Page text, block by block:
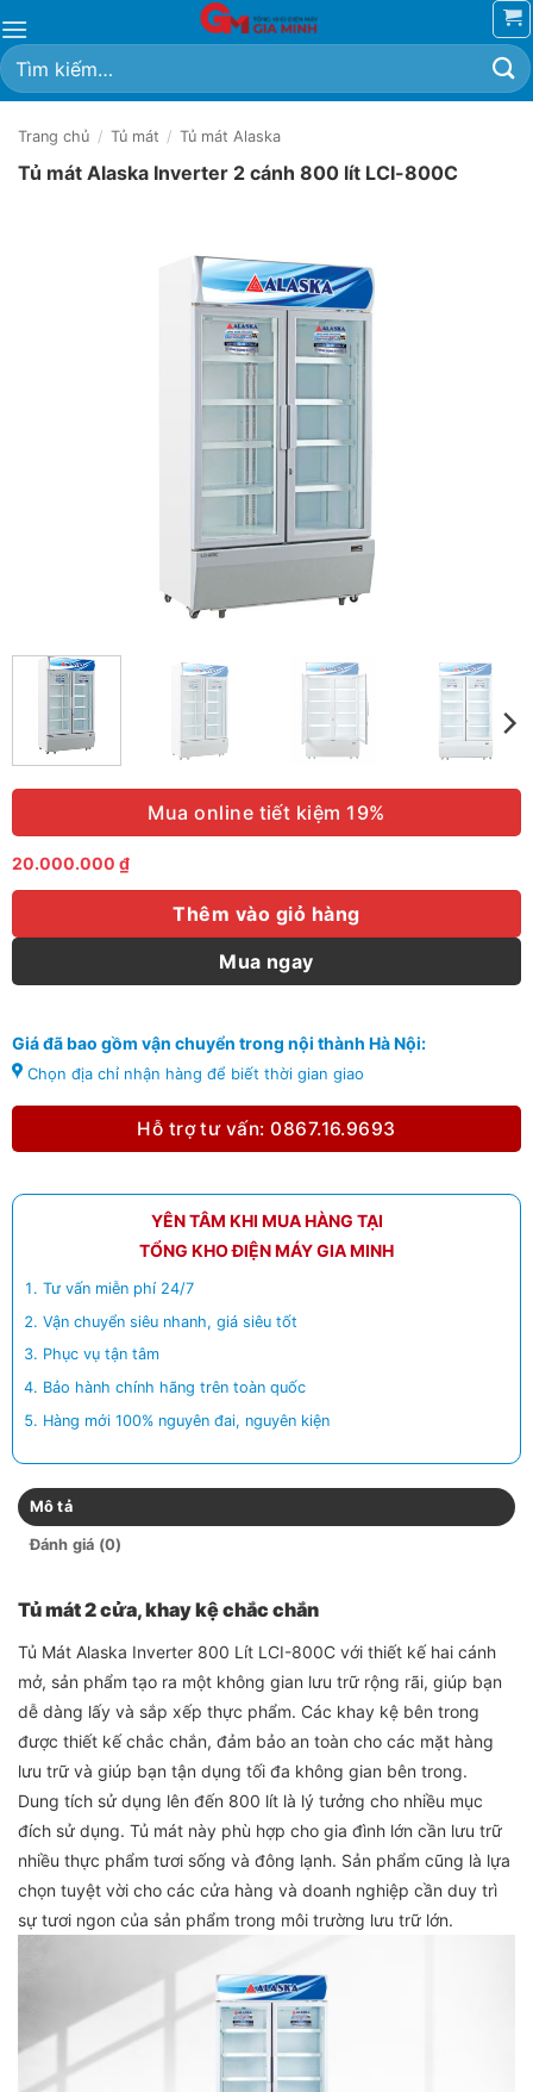
qua
nội
dung
Tìm
kiếm:
Trang chủ / Tủ mát / Tủ mát Alaska
Tủ mát Alaska Inverter 2 cánh 800 lít LCI-800C
Mua online tiết kiệm 19%
20.000.000 ₫
Thêm vào giỏ hàng
Mua ngay
Giá đã bao gồm vận chuyển trong nội thành Hà Nội:
Chọn địa chỉ nhận hàng để biết thời gian giao
Hỗ trợ tư vấn: 0867.16.9693
YÊN TÂM KHI MUA HÀNG TẠI
TỔNG KHO ĐIỆN MÁY GIA MINH
Tư vấn miễn phí 24/7
Vận chuyển siêu nhanh, giá siêu tốt
Phục vụ tận tâm
Bảo hành chính hãng trên toàn quốc
Hàng mới 100% nguyên đai, nguyên kiện
Mô tả
Đánh giá (0)
Tủ mát 2 cửa, khay kệ chắc chắn
Tủ Mát Alaska Inverter 800 Lít LCI-800C với thiết kế hai cánh
mở, sản phẩm tạo ra một không gian lưu trữ rộng rãi, giúp bạn
dễ dàng lấy và sắp xếp thực phẩm. Các khay kệ bên trong
được thiết kế chắc chắn, đảm bảo an toàn cho các mặt hàng
lưu trữ và giúp bạn tận dụng tối đa không gian bên trong.
Dung tích sử dụng lên đến 800 lít là lý tưởng cho nhiều mục
đích sử dụng. Tủ mát này phù hợp cho gia đình lớn cần lưu trữ
nhiều thực phẩm tươi sống và đông lạnh. Sản phẩm cũng là lựa
chọn tuyệt vời cho các cửa hàng và doanh nghiệp cần duy trì
sự tươi ngon của sản phẩm trong môi trường lưu trữ lớn.